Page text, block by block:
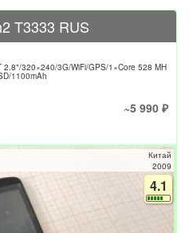
T3333 RUS
2.8"/320×240/3G/WiFi/GPS/1×Core 528 MH
1100mAh
~5 990 ₽
Китай
2009
4.1